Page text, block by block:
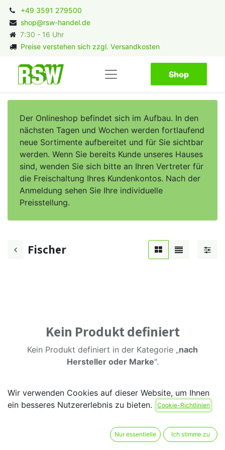
+49 3591 279500
shop@rsw-handel.de
7:30 - 16 Uhr
Preise verstehen sich zzgl. Versandkosten
Shop​​​​
Der Onlineshop befindet sich im Aufbau. In den
nächsten Tagen und Wochen werden fortlaufend
neue Sortimente aufbereitet und für Sie sichtbar
werden. Wenn Sie bereits Kunde unseres Hauses
sind, wenden Sie sich bitte an Ihren Vertreter für
die Freischaltung Ihres Kundenkontos. Nach der
Anmeldung sehen Sie Ihre individuelle
Preisstellung.
Fischer
Kein Produkt definiert
Kein Produkt definiert in der Kategorie „nach
Hersteller oder Marke".
Wir verwenden Cookies auf dieser Website, um Ihnen
ein besseres Nutzererlebnis zu bieten.
Cookie-Richtlinien
Nur essentielle Ich stimme zu